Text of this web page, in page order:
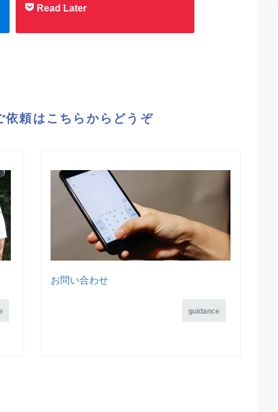
Read Later
依頼はこちらからどうぞ
お問い合わせ
guidance